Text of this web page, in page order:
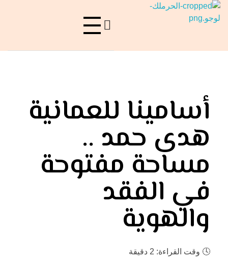
أسامينا للعمانية
هدى حمد ..
مساحة مفتوحة
في الفقد
والهوية
🕓 وقت القراءة: 2 دقيقة